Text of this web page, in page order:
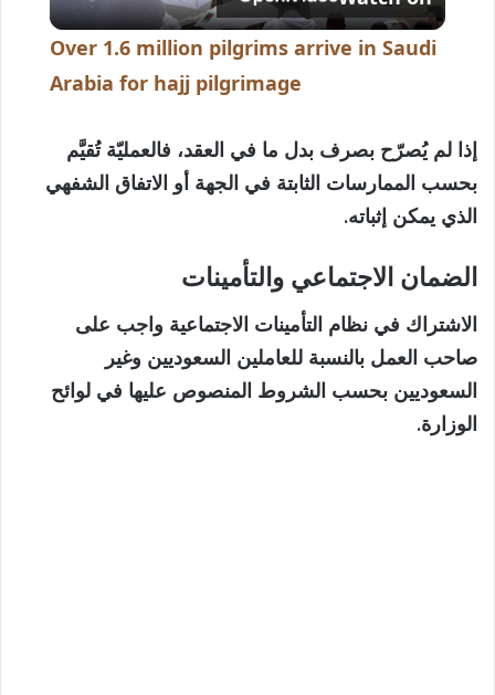
l
a
y
i
d
Over 1.6 million pilgrims arrive in Saudi
Arabia for hajj pilgrimage
إذا لم يُصرّح بصرف بدل ما في العقد، فالعمليّة تُقيَّم
بحسب الممارسات الثابتة في الجهة أو الاتفاق الشفهي
الذي يمكن إثباته.
الضمان الاجتماعي والتأمينات
الاشتراك في نظام التأمينات الاجتماعية واجب على
صاحب العمل بالنسبة للعاملين السعوديين وغير
السعوديين بحسب الشروط المنصوص عليها في لوائح
الوزارة.